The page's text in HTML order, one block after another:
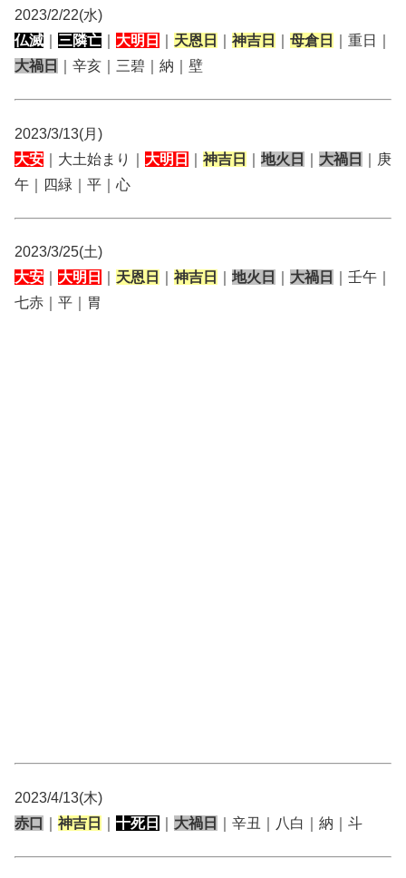
2023/2/22(水)
仏滅
三隣亡 大明日 天恩日 神吉日 母倉日
｜重日｜
大禍日
｜辛亥｜三碧｜納｜壁
2023/3/13(月)
大安 ｜大土始まり｜ 大明日 神吉日 地火日 大禍日
｜庚
午｜四緑｜平｜心
2023/3/25(土)
大安
大明日 天恩日 神吉日 地火日 大禍日
｜壬午｜
七赤｜平｜胃
2023/4/13(木)
赤口
神吉日 十死日 大禍日 ｜辛丑｜八白｜納｜斗